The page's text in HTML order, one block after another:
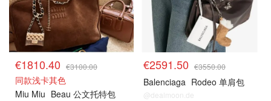
€1810.40 €3100.00
同款浅卡其色
Miu Miu Beau 公文托特包
€2591.50 €3550.00
Balenciaga Rodeo 单肩包
@dealmoon.de